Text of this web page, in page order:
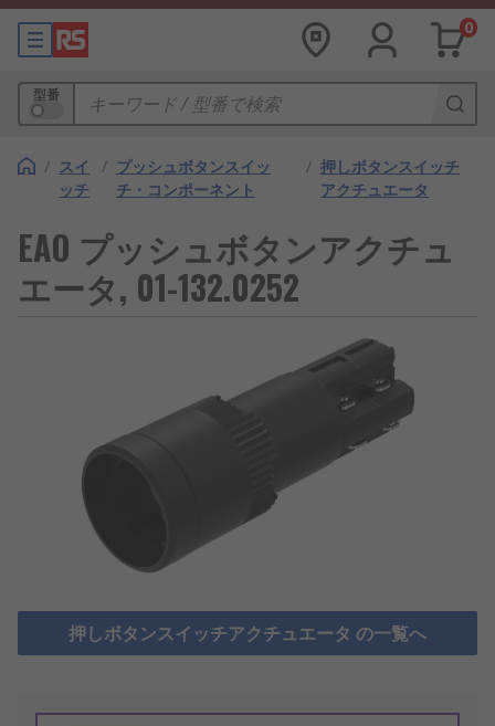
0
型番
/ スイ
ッチ
/ プッシュボタンスイッ
チ・コンポーネント
/ 押しボタンスイッチ
アクチュエータ
EAO プッシュボタンアクチュ
エータ, 01-132.0252
押しボタンスイッチアクチュエータ の一覧へ